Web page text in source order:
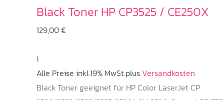
Black Toner HP CP3525 / CE250X
129,00€
i
Alle Preise inkl.19% MwSt.plusVersandkosten
Black Toner geeignet für HP Color LaserJet CP